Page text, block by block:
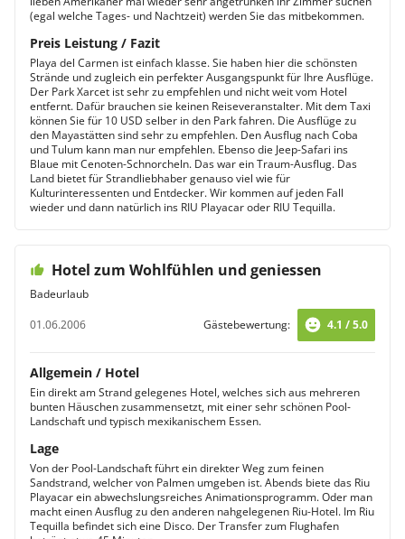
(egal welche Tages- und Nachtzeit) werden Sie das mitbekommen.
Preis Leistung / Fazit
Playa del Carmen ist einfach klasse. Sie haben hier die schönsten
Strände und zugleich ein perfekter Ausgangspunkt für Ihre Ausflüge.
Der Park Xarcet ist sehr zu empfehlen und nicht weit vom Hotel
entfernt. Dafür brauchen sie keinen Reiseveranstalter. Mit dem Taxi
können Sie für 10 USD selber in den Park fahren. Die Ausflüge zu
den Mayastätten sind sehr zu empfehlen. Den Ausflug nach Coba
und Tulum kann man nur empfehlen. Ebenso die Jeep-Safari ins
Blaue mit Cenoten-Schnorcheln. Das war ein Traum-Ausflug. Das
Land bietet für Strandliebhaber genauso viel wie für
Kulturinteressenten und Entdecker. Wir kommen auf jeden Fall
wieder und dann natürlich ins RIU Playacar oder RIU Tequilla.
Hotel zum Wohlfühlen und geniessen
Badeurlaub
01.06.2006
Gästebewertung: 4.1 / 5.0
Allgemein / Hotel
Ein direkt am Strand gelegenes Hotel, welches sich aus mehreren
bunten Häuschen zusammensetzt, mit einer sehr schönen Pool-
Landschaft und typisch mexikanischem Essen.
Lage
Von der Pool-Landschaft führt ein direkter Weg zum feinen
Sandstrand, welcher von Palmen umgeben ist. Abends biete das Riu
Playacar ein abwechslungsreiches Animationsprogramm. Oder man
macht einen Ausflug zu den anderen nahgelegenen Riu-Hotel. Im Riu
Tequilla befindet sich eine Disco. Der Transfer zum Flughafen